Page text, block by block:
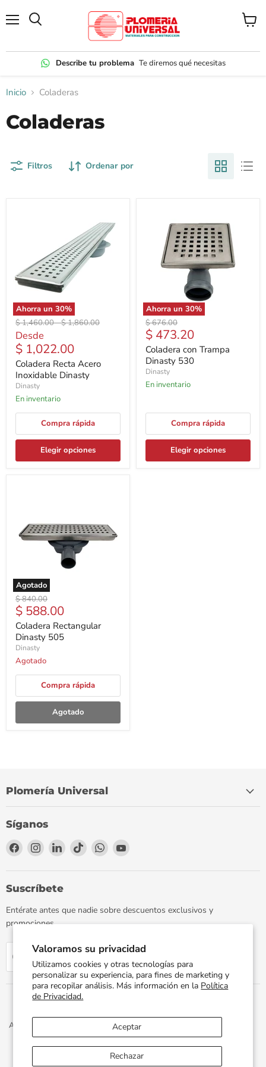
Valoramos su privacidad
Utilizamos cookies y otras tecnologías para
personalizar su experiencia, para fines de marketing y
para recopilar análisis. Más información en la Política
de Privacidad.
Aceptar
Rechazar
Describe tu problema Te diremos qué necesitas
Ver
Inicio Coladeras
Coladeras
Filtros Ordenar por
Ahorra un 30%
Precio
original
$ 1,460.00-Precio
$ 1,860.00
Desde
$ 1,022.00
Coladera Recta Acero
Inoxidable Dinasty
Dinasty
En inventario
Compra rápida
Elegir opciones
Ahorra un 30%
Precio
original
$ 676.00
Precio
actual
$ 473.20
Coladera con Trampa
Dinasty 530
Dinasty
En inventario
Compra rápida
Elegir opciones
Agotado
Precio
original
$ 840.00
Precio
actual
$ 588.00
Coladera Rectangular
Dinasty 505
Dinasty
Agotado
Compra rápida
Agotado
Plomería Universal
Síganos
Encuéntrenos
Facebook
Encuéntrenos
Instagram
Encuéntrenos
LinkedIn
Encuéntrenos
TikTok
Encuéntrenos
WhatsApp
Encuéntrenos
YouTube
Suscríbete
Entérate antes que nadie sobre descuentos exclusivos y
promociones.
Correo electrónico
Aviso de Privacidad Términos y Condiciones
Facturación Electrónica
Preguntas Frecuentes
Términos del servicio
Política de reembolso